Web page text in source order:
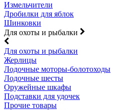
Измельчители
Дробилки для яблок
Шинковки
Для охоты и рыбалки
Для охоты и рыбалки
Жерлицы
Лодочные моторы-болотоходы
Лодочные шесты
Оружейные шкафы
Подставки для удочек
Прочие товары